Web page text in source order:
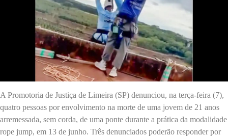
A Promotoria de Justiça de Limeira (SP) denunciou, na terça-feira (7),
quatro pessoas por envolvimento na morte de uma jovem de 21 anos
arremessada, sem corda, de uma ponte durante a prática da modalidade
rope jump, em 13 de junho. Três denunciados poderão responder por